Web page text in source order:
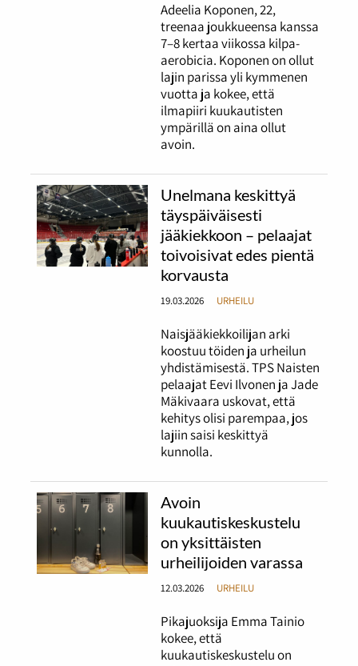
Adeelia Koponen, 22,
treenaa joukkueensa kanssa
7–8 kertaa viikossa kilpa-
aerobicia. Koponen on ollut
lajin parissa yli kymmenen
vuotta ja kokee, että
ilmapiiri kuukautisten
ympärillä on aina ollut
avoin.
Unelmana keskittyä
täyspäiväisesti
jääkiekkoon – pelaajat
toivoisivat edes pientä
korvausta
19.03.2026 URHEILU
Naisjääkiekkoilijan arki
koostuu töiden ja urheilun
yhdistämisestä. TPS Naisten
pelaajat Eevi Ilvonen ja Jade
Mäkivaara uskovat, että
kehitys olisi parempaa, jos
lajiin saisi keskittyä
kunnolla.
Avoin
kuukautiskeskustelu
on yksittäisten
urheilijoiden varassa
12.03.2026 URHEILU
Pikajuoksija Emma Tainio
kokee, että
kuukautiskeskustelu on